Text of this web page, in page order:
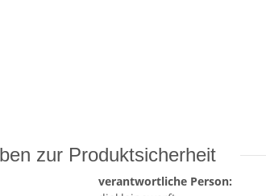
zur Produktsicherheit
verantwortliche Person: